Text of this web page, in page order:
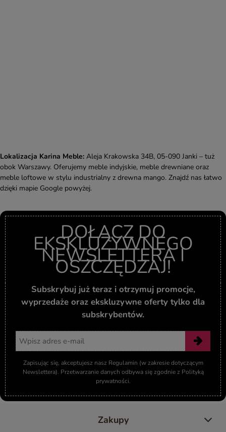
Lokalizacja Karina Meble: Aleja Krakowska 34B, 05-090 Janki – tuż
obok Warszawy. Oferujemy meble indyjskie, meble drewniane oraz
meble loftowe w stylu industrialny z drewna mango. Znajdź nas łatwo
dzięki mapie Google powyżej.
DOŁĄCZ DO
EKSKLUZYWNEGO
NEWSLETTERA I
OSZCZĘDZAJ!
Subskrybuj już teraz i otrzymuj promocje,
wyprzedaże oraz ekskluzywne oferty tylko dla
subskrybentów.
Zapisując się, akceptujesz nasz Regulamin (w zakresie dotyczącym
Newslettera). Przetwarzanie danych odbywa się zgodnie z Polityką
prywatności.
Zakupy